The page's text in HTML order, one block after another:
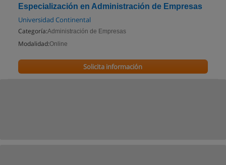
Especialización en Administración de Empresas
Universidad Continental
Categoría:Administración de Empresas
Modalidad:Online
Solicita información